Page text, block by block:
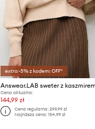
extra -5% z kodem: OFF*
Answear.LAB sweter z
Cena aktualna:
144,99 zł
Cena regularna: 299,99 zł
Najniższa cena: 154,99 zł